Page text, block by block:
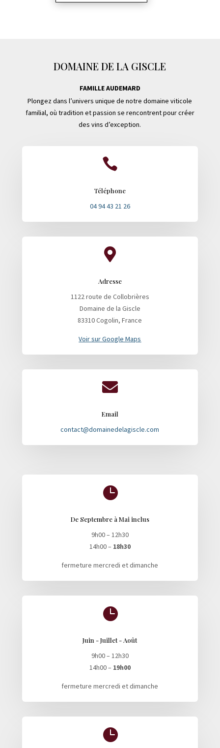
DOMAINE DE LA GISCLE
FAMILLE AUDEMARD
Plongez dans l’univers unique de notre domaine viticole
familial, où tradition et passion se rencontrent pour créer
des vins d’exception.

Téléphone
04 94 43 21 26

Adresse
1122 route de Collobrières
Domaine de la Giscle
83310 Cogolin, France
Voir sur Google Maps

Email
contact@domainedelagiscle.com

De Septembre à Mai inclus
9h00 – 12h30
14h00 – 18h30
fermeture mercredi et dimanche

Juin - Juillet - Août
9h00 – 12h30
14h00 – 19h00
fermeture mercredi et dimanche
